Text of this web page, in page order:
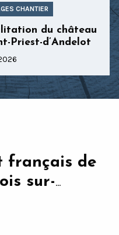
CHANTIER
du château
Priest-d’Andelot
français de
sur-